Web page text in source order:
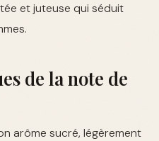
et juteuse qui séduit
de la note de
arôme sucré, légèrement